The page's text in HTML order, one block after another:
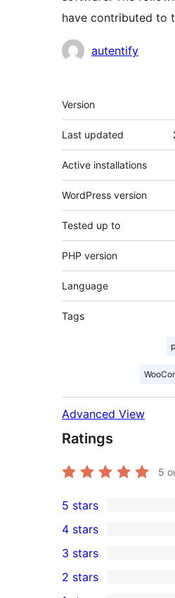
have contributed to
Contributors
autentify
Meta
Version
Last updated
Active installations
WordPress version
Tested up to
PHP version
Language
Tags
Advanced View
Ratings
5
3
5-
star
reviews
5 stars
4-
star
4 stars
0
3-
3 stars
2 stars